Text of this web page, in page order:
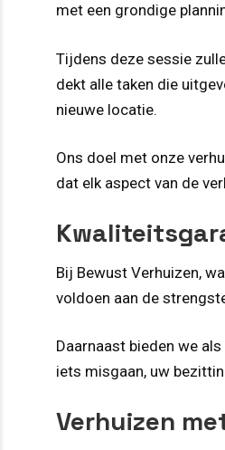
met een grondige
Tijdens deze sessie
dekt alle taken die
nieuwe locatie.
Ons doel met onze
dat elk aspect van de
Bij Bewust Verhuizen,
voldoen aan de
Daarnaast bieden we
iets misgaan, uw
Verhuizen